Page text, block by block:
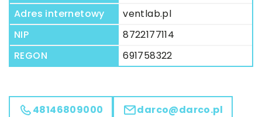
Adres internetowy
ventlab.pl
NIP
8722177114
REGON
691758322
48146809000 darco@darco.pl